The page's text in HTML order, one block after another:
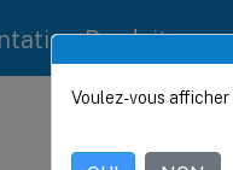
Produit
Ce contenu a
Citrix
Voulez-vous